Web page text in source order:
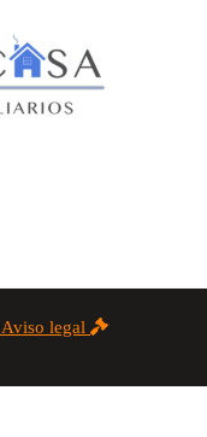
Aviso legal